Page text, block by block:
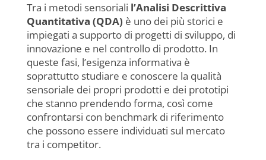
Tra i metodi sensoriali l’Analisi Descrittiva
Quantitativa (QDA) è uno dei più storici e
impiegati a supporto di progetti di sviluppo, di
innovazione e nel controllo di prodotto. In
queste fasi, l’esigenza informativa è
soprattutto studiare e conoscere la qualità
sensoriale dei propri prodotti e dei prototipi
che stanno prendendo forma, così come
confrontarsi con benchmark di riferimento
che possono essere individuati sul mercato
tra i competitor.